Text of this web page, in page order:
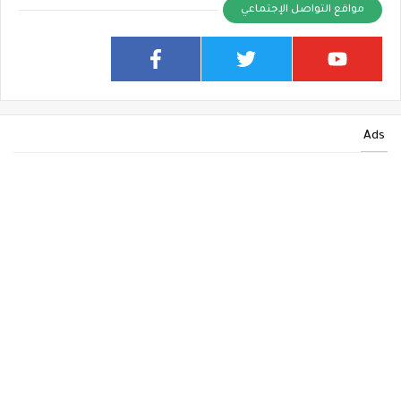
مواقع التواصل الإجتماعي
Ads